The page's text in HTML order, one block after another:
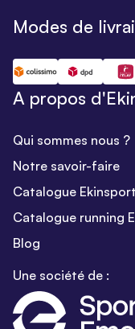
Modes de
A propos
Qui sommes nous ?
Notre savoir-faire
Catalogue
Catalogue running
Blog
Une société de :